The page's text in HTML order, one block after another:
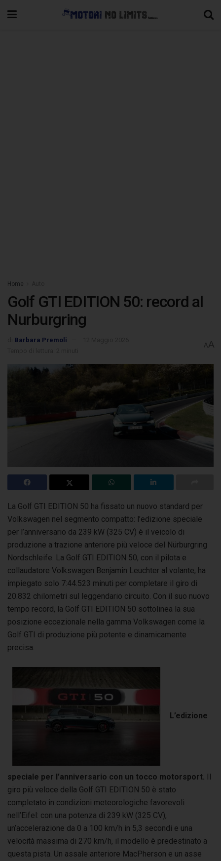
Home
Golf GTI EDITION 50: record al
Nurburgring
Barbara Premoli
AA
La Golf GTI EDITION 50 ha fissato un nuovo standard per
Volkswagen nel segmento compatto: l’edizione speciale
per l’anniversario da 239 kW (325 CV) è il veicolo di
produzione a trazione anteriore più veloce del Nürburgring
Nordschleife. La Golf GTI EDITION 50, con il pilota e
collaudatore Volkswagen Benjamin Leuchter al volante, ha
impiegato solo 7:44.523 minuti per completare il giro di
20.832 chilometri sul leggendario circuito. Con il suo nuovo
tempo record, la Golf GTI EDITION 50 sottolinea la sua
posizione eccezionale nella gamma Volkswagen come la
Golf GTI di produzione più potente e dinamicamente
precisa.
L’edizione
speciale per l’anniversario con un tocco motorsport. Il
giro più veloce della Golf GTI EDITION 50 è stato
completato in condizioni meteorologiche favorevoli
nell’Eifel: con una potenza di 239 kW (325 CV),
un’accelerazione da 0 a 100 km/h in 5,3 secondi e una
velocità massima di 270 km/h, il modello è predestinato a
questa pista. Un assale anteriore MacPherson e un asse